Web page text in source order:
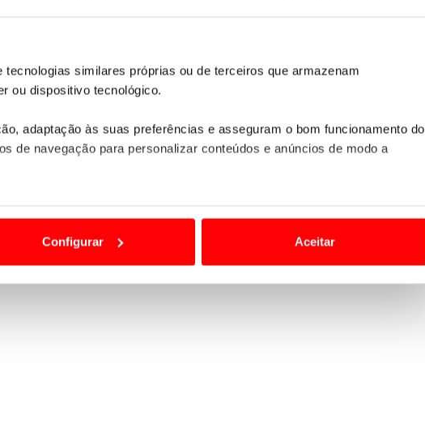
similares próprias ou de terceiros que armazenam
ou dispositivo tecnológico.
adaptação às suas preferências e asseguram o bom funcionamento do
de navegação para personalizar conteúdos e anúncios de modo a
digital, personalizar conteúdos e anúncios, para lhe proporcionar
analisar dados de navegação no nosso website.
sua utilização do nosso site de publicidade e de análise, com parceiros
de dados pessoais serão realizadas apenas com o seu
necessário no contexto dos serviços a prestar.
Configurar Aceitar
de cada categoria.
e depois os 20 melhores Net,
na final!